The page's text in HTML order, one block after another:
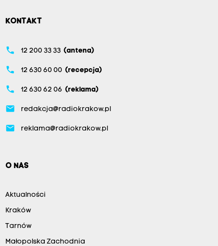
KONTAKT
phone 12 200 33 33 (antena)
phone 12 630 60 00 (recepcja)
phone 12 630 62 06 (reklama)
email redakcja@radiokrakow.pl
email reklama@radiokrakow.pl
O NAS
Aktualności
Kraków
Tarnów
Małopolska Zachodnia